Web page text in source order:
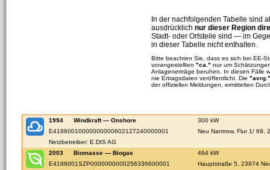
In der nachfolgenden Tabelle sind
ausdrücklich nur dieser Region
Stadt- oder Ortsteile sind — im
in dieser Tabelle nicht enthalten.
Bitte beachten Sie, dass es sich bei EE-
vorangestellten "ca." nur um
Anlagenerträge beruhen. In diesen Fälle
nie Ertragsdaten veröffentlicht. Die "avrg."
der offiziellen Meldungen, ermittelten
1994 Windkraft — Onshore
300 kW
E41860010000000000602127240000001
Neu Nantrow, Flur 1/ 69,
Netzbetreiber: E.DIS AG
2003
Biomasse — Biogas
464 kW
E4186001SZP0000000000256336600001
Hauptstraße 5, 23974